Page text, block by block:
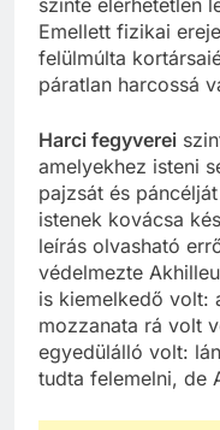
Emellett fizikai
felülmúlta
páratlan harcossá
Harci fegyverei
amelyekhez isteni
pajzsát és
istenek kovácsa
leírás olvasható
védelmezte
is kiemelkedő volt:
mozzanata rá volt
egyedülálló volt:
tudta felemelni, de